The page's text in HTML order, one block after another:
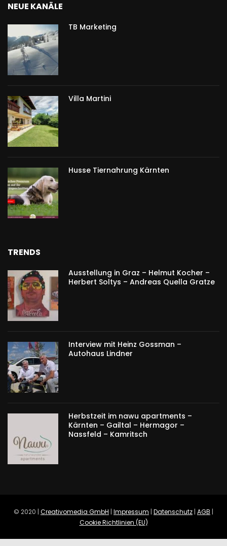
NEUE KANÄLE
TB Marketing
Villa Martini
Husse Tiernahrung Kärnten
TRENDS
Ausstellung in Graz – Helmut Kocher –
Herbert Soltys – Andreas Quella Gratze
Interview mit Heinz Gossman –
Autohaus Lindner
Herbstzeit im nawu apartments –
Kärnten – Gailtal – Hermagor –
Nassfeld – Kamritsch
© 2020 | Creativomedia GmbH | Impressum | Datenschutz | AGB |
Cookie Richtlinien (EU)